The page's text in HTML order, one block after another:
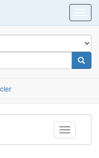
Toggle